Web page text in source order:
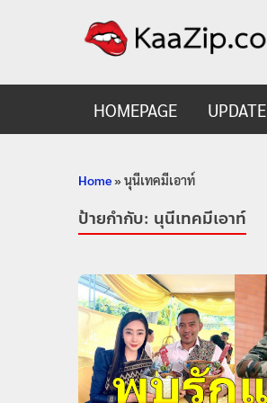
HOMEPAGE UPDATE
Home»นุนีเทคมีเอาท์
ป้ายกำกับ: นุนีเทคมีเอาท์